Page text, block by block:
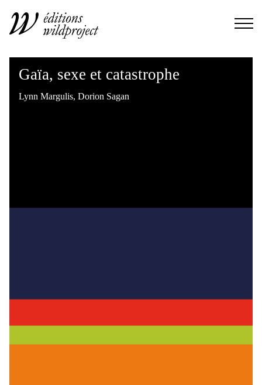
Gaïa, sexe et catastrophe
Lynn Margulis, Dorion Sagan